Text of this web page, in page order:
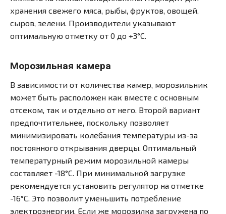
хранения свежего мяса, рыбы, фруктов, овощей,
сыров, зелени. Производители указывают
оптимальную отметку от 0 до +3°С.
Морозильная камера
В зависимости от количества камер, морозильник
может быть расположен как вместе с основным
отсеком, так и отдельно от него. Второй вариант
предпочтительнее, поскольку позволяет
минимизировать колебания температуры из-за
постоянного открывания дверцы. Оптимальный
температурный режим морозильной камеры
составляет -18°С. При минимальной загрузке
рекомендуется установить регулятор на отметке
-16°С. Это позволит уменьшить потребление
электроэнергии. Если же морозилка загружена по